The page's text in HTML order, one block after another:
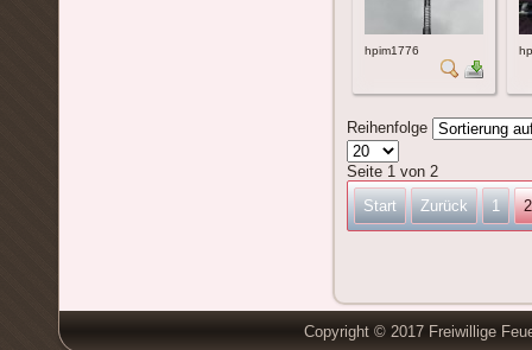
hpim1776
Reihenfolge
Seite 1 von 2
Start
Zurück 1 2
Copyright © 2017 Freiwillige